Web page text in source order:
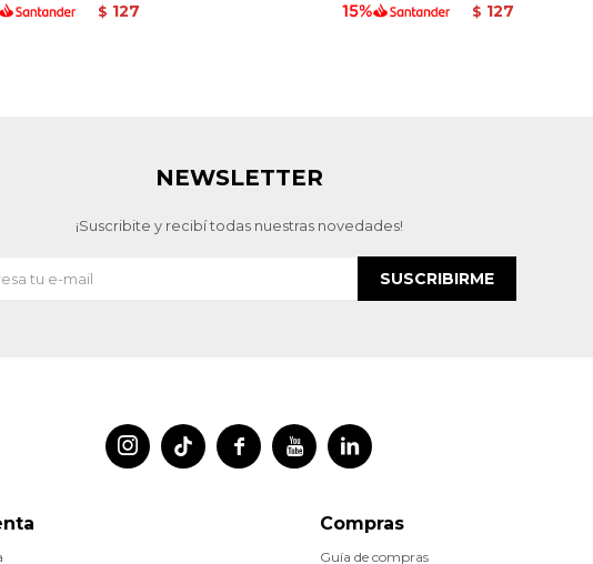
$ 127 $ 127
 
 
Compras
Guía de compras
NEWSLETTER
¡Suscribite y recibí todas nuestras novedades!
SUSCRIBIRME